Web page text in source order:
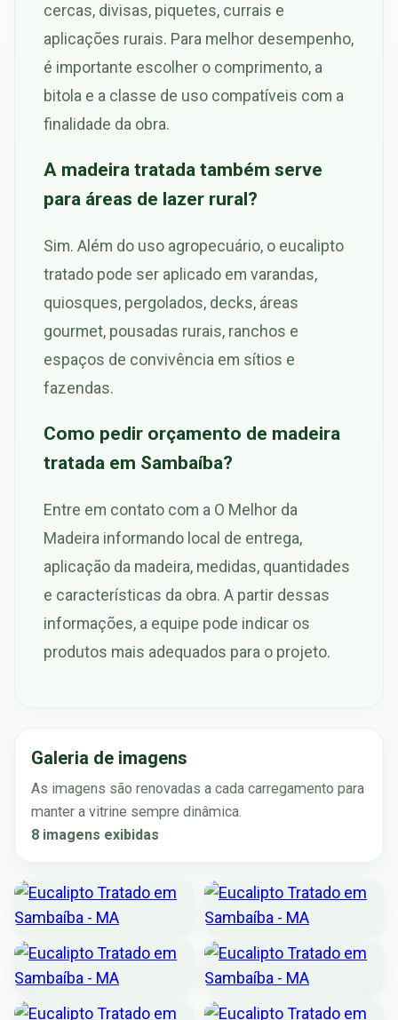
cercas, divisas, piquetes, currais e
aplicações rurais. Para melhor desempenho,
é importante escolher o comprimento, a
bitola e a classe de uso compatíveis com a
finalidade da obra.
A madeira tratada também serve
para áreas de lazer rural?
Sim. Além do uso agropecuário, o eucalipto
tratado pode ser aplicado em varandas,
quiosques, pergolados, decks, áreas
gourmet, pousadas rurais, ranchos e
espaços de convivência em sítios e
fazendas.
Como pedir orçamento de madeira
tratada em Sambaíba?
Entre em contato com a O Melhor da
Madeira informando local de entrega,
aplicação da madeira, medidas, quantidades
e características da obra. A partir dessas
informações, a equipe pode indicar os
produtos mais adequados para o projeto.
Galeria de imagens
As imagens são renovadas a cada carregamento para
manter a vitrine sempre dinâmica.
8 imagens exibidas